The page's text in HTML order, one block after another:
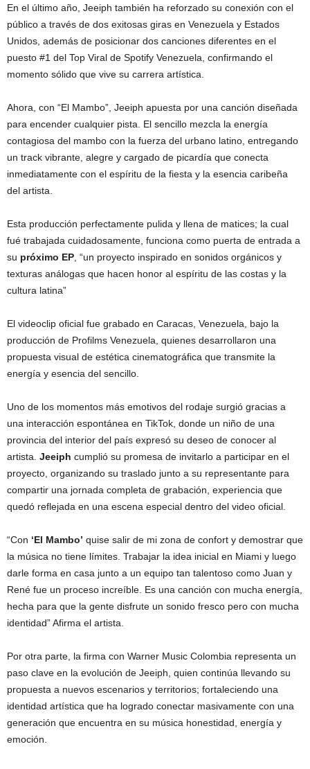
En el último año, Jeeiph también ha reforzado su conexión con el
público a través de dos exitosas giras en Venezuela y Estados
Unidos, además de posicionar dos canciones diferentes en el
puesto #1 del Top Viral de Spotify Venezuela, confirmando el
momento sólido que vive su carrera artística.
Ahora, con “El Mambo”, Jeeiph apuesta por una canción diseñada
para encender cualquier pista. El sencillo mezcla la energía
contagiosa del mambo con la fuerza del urbano latino, entregando
un track vibrante, alegre y cargado de picardía que conecta
inmediatamente con el espíritu de la fiesta y la esencia caribeña
del artista.
Esta producción perfectamente pulida y llena de matices; la cual
fué trabajada cuidadosamente, funciona como puerta de entrada a
su próximo EP , “un proyecto inspirado en sonidos orgánicos y
texturas análogas que hacen honor al espíritu de las costas y la
cultura latina”
El videoclip oficial fue grabado en Caracas, Venezuela, bajo la
producción de Profilms Venezuela, quienes desarrollaron una
propuesta visual de estética cinematográfica que transmite la
energía y esencia del sencillo.
Uno de los momentos más emotivos del rodaje surgió gracias a
una interacción espontánea en TikTok, donde un niño de una
provincia del interior del país expresó su deseo de conocer al
artista. Jeeiph cumplió su promesa de invitarlo a participar en el
proyecto, organizando su traslado junto a su representante para
compartir una jornada completa de grabación, experiencia que
quedó reflejada en una escena especial dentro del video oficial.
“Con ‘El Mambo’ quise salir de mi zona de confort y demostrar que
la música no tiene límites. Trabajar la idea inicial en Miami y luego
darle forma en casa junto a un equipo tan talentoso como Juan y
René fue un proceso increíble. Es una canción con mucha energía,
hecha para que la gente disfrute un sonido fresco pero con mucha
identidad” Afirma el artista.
Por otra parte, la firma con Warner Music Colombia representa un
paso clave en la evolución de Jeeiph, quien continúa llevando su
propuesta a nuevos escenarios y territorios; fortaleciendo una
identidad artística que ha logrado conectar masivamente con una
generación que encuentra en su música honestidad, energía y
emoción.